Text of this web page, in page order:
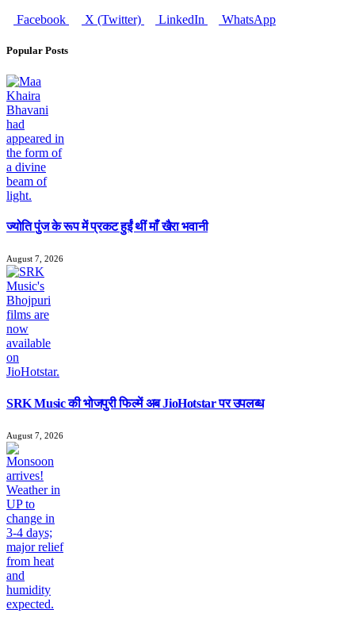
Facebook
X (Twitter) LinkedIn WhatsApp
Popular Posts
ज्योति पुंज के रूप में प्रकट हुईं थीं माँ खैरा भवानी
August 7, 2026
SRK Music की भोजपुरी फिल्में अब JioHotstar पर उपलब्ध
August 7, 2026